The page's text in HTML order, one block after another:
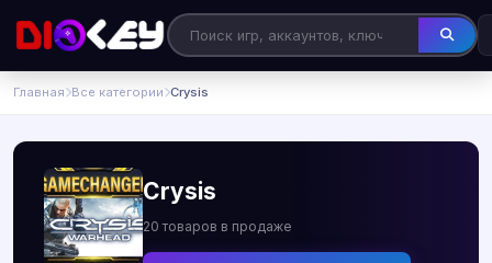
Главная Все категории Crysis
Crysis
20 товаров в продаже